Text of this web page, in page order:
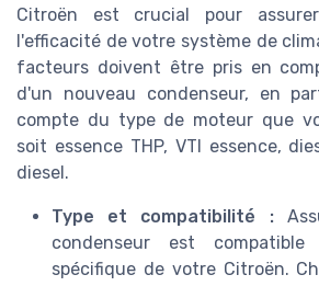
Citroën est crucial pour
l'efficacité de votre système de
facteurs doivent être pris en
d'un nouveau condenseur, en
compte du type de moteur que
soit essence THP, VTI essence,
diesel.
Type et compatibilité :
condenseur est
spécifique de votre Citroën.